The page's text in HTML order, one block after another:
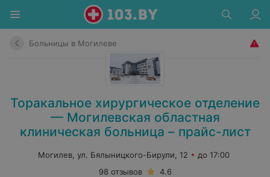
Больницы в Могилеве
Торакальное хирургическое отделение
— Могилевская областная
клиническая больница – прайс-лист
Могилев, ул. Бялыницкого-Бирули, 12
до 17:00
98 отзывов
4.6